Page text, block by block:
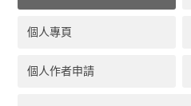
個人專頁
個人作者申請